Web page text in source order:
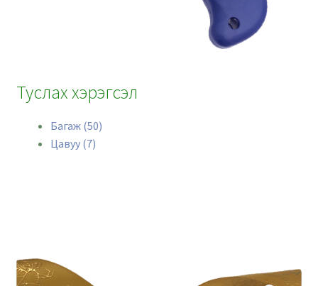
Туслах хэрэгсэл
Багаж (50)
Цавуу (7)